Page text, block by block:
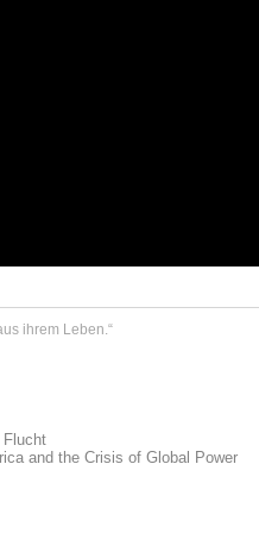
ihrem Leben.“
Flucht
and the Crisis of Global Power